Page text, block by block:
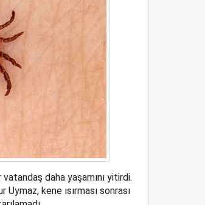
daha yaşamını yitirdi.
kene ısırması sonrası